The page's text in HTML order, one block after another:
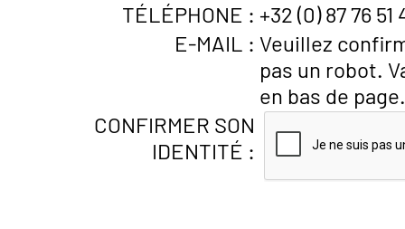
TÉLÉPHONE : +32 (0) 87 76 51
E-MAIL : Veuillez
pas un robot.
en bas de page.
CONFIRMER SON
IDENTITÉ :